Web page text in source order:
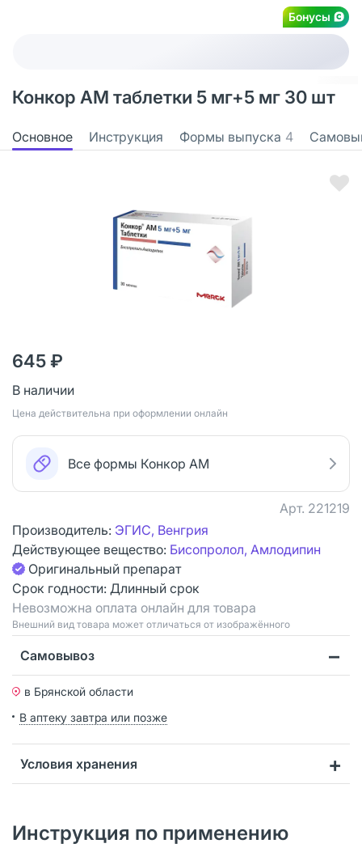
Бонусы
Конкор АМ таблетки 5 мг+5 мг 30 шт
Основное Инструкция Формы выпуска 4
645 ₽
В наличии
Цена действительна при оформлении онлайн
Все формы Конкор АМ
Арт. 221219
Производитель: ЭГИС, Венгрия
Действующее вещество: Бисопролол, Амлодипин
Оригинальный препарат
Срок годности: Длинный срок
Невозможна оплата онлайн для товара
Bнешний вид товара может отличаться от изображённого
Самовывоз
в Брянской области
В аптеку завтра или позже
Условия хранения
Инструкция по применению